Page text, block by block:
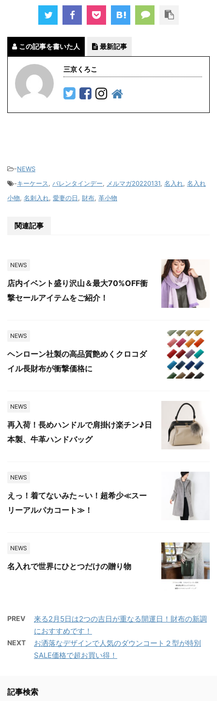
この記事を書いた人 最新記事
三京くろこ
-NEWS
-キーケース, バレンタインデー, メルマガ20220131, 名入れ, 名入れ
小物, 名刺入れ, 愛妻の日, 財布, 革小物
関連記事
NEWS
店内イベント盛り沢山＆最大70%OFF衝
撃セールアイテムをご紹介！
NEWS
ヘンローン社製の高品質艶めくクロコダ
イル長財布が衝撃価格に
NEWS
再入荷！長めハンドルで肩掛け楽チン♪日
本製、牛革ハンドバッグ
NEWS
えっ！着てないみた～い！超希少≪スー
リーアルパカコート≫！
NEWS
名入れで世界にひとつだけの贈り物
PREV
来る2月5日は2つの吉日が重なる開運日！財布の新調
におすすめです！
NEXT
お洒落なデザインで人気のダウンコート２型が特別
SALE価格で超お買い得！
記事検索